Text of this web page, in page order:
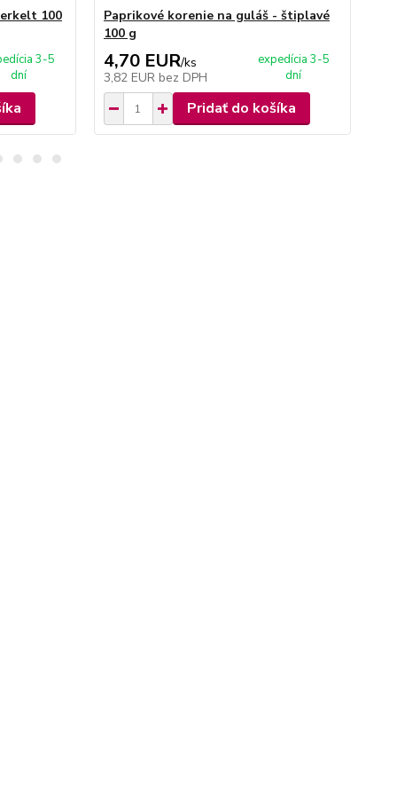
100
3-5
dní
Paprikové korenie na guláš - štiplavé
100 g
4,70 EUR/ks
3,82 EUR bez DPH
expedícia 3-5
dní
Pridať do košíka